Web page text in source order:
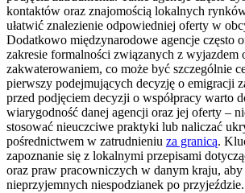
kontaktów oraz znajomością lokalnych
ułatwić znalezienie odpowiedniej oferty w
Dodatkowo międzynarodowe agencje często
zakresie formalności związanych z wyjazdem
zakwaterowaniem, co może być szczególnie
pierwszy podejmujących decyzję o emigracji
przed podjęciem decyzji o współpracy warto
wiarygodność danej agencji oraz jej oferty –
stosować nieuczciwe praktyki lub naliczać
pośrednictwem w zatrudnieniu za granicą.
zapoznanie się z lokalnymi przepisami
oraz praw pracowniczych w danym kraju,
nieprzyjemnych niespodzianek po przyjeździe.